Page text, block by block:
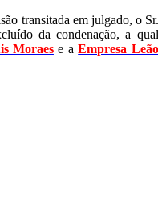
transitada em julgado, o Sr.
da condenação, a qual
Moraese aEmpresa Leão